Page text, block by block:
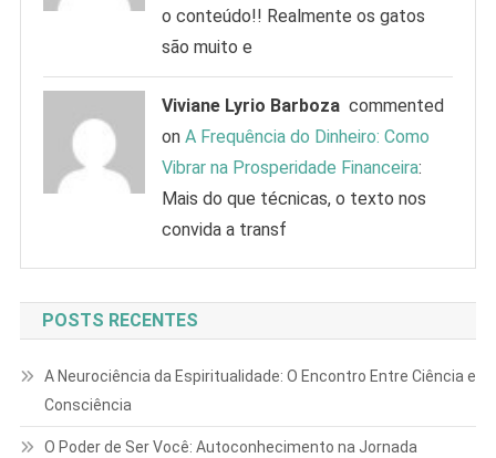
o conteúdo!! Realmente os gatos
são muito e
Viviane Lyrio Barboza commented
onA Frequência do Dinheiro: Como
Vibrar na Prosperidade Financeira:
Mais do que técnicas, o texto nos
convida a transf
POSTS RECENTES
A Neurociência da Espiritualidade: O Encontro Entre Ciência e
Consciência
O Poder de Ser Você: Autoconhecimento na Jornada